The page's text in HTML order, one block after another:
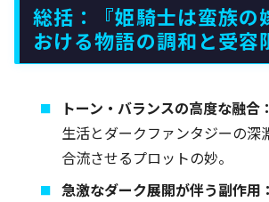
総括：『姫騎士は蛮族の
おける物語の調和と受容
トーン・バランスの高度な融合：
生活とダークファンタジーの深
合流させるプロットの妙。
急激なダーク展開が伴う副作用：